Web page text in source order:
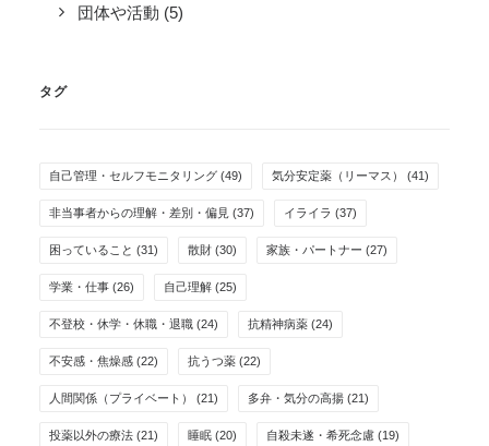
団体や活動 (5)
タグ
自己管理・セルフモニタリング (49) 気分安定薬（リーマス） (41)
非当事者からの理解・差別・偏見 (37) イライラ (37)
困っていること (31) 散財 (30) 家族・パートナー (27)
学業・仕事 (26) 自己理解 (25)
不登校・休学・休職・退職 (24) 抗精神病薬 (24)
不安感・焦燥感 (22) 抗うつ薬 (22)
人間関係（プライベート） (21) 多弁・気分の高揚 (21)
投薬以外の療法 (21) 睡眠 (20) 自殺未遂・希死念慮 (19)